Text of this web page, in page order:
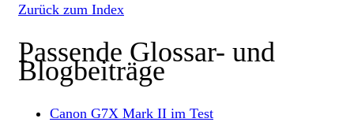
Zurück zum Index
Passende Glossar- und
Blogbeiträge
Canon G7X Mark II im Test